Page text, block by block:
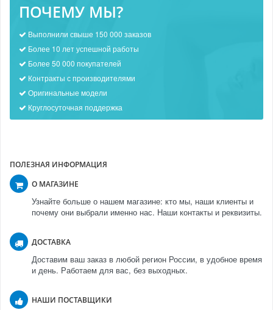
ПОЧЕМУ МЫ?
Выполнили свыше 150 000 заказов
Более 10 лет успешной работы
Более 50 000 покупателей
Контракты с производителями
Оригинальные модели
Круглосуточная поддержка
ПОЛЕЗНАЯ ИНФОРМАЦИЯ
О МАГАЗИНЕ
Узнайте больше о нашем магазине: кто мы, наши клиенты и
почему они выбрали именно нас. Наши контакты и реквизиты.
ДОСТАВКА
Доставим ваш заказ в любой регион России, в удобное время
и день. Работаем для вас, без выходных.
НАШИ ПОСТАВЩИКИ